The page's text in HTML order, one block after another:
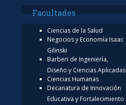
Facultades
Ciencias de la Salud
Negocios y Economía Isaac
Gilinski
Barberi de Ingeniería,
Diseño y Ciencias Aplicadas
Ciencias Humanas
Decanatura de Innovación
Educativa y Fortalecimiento